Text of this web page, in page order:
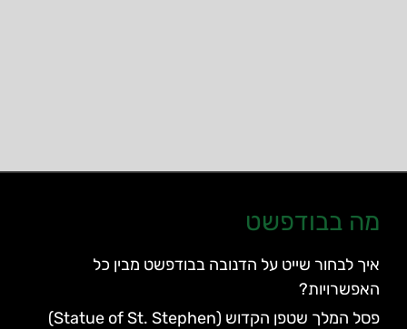
מה בבודפשט
איך לבחור שייט על הדנובה בבודפשט מבין כל
האפשרויות?
פסל המלך שטפן הקדוש (Statue of St. Stephen)